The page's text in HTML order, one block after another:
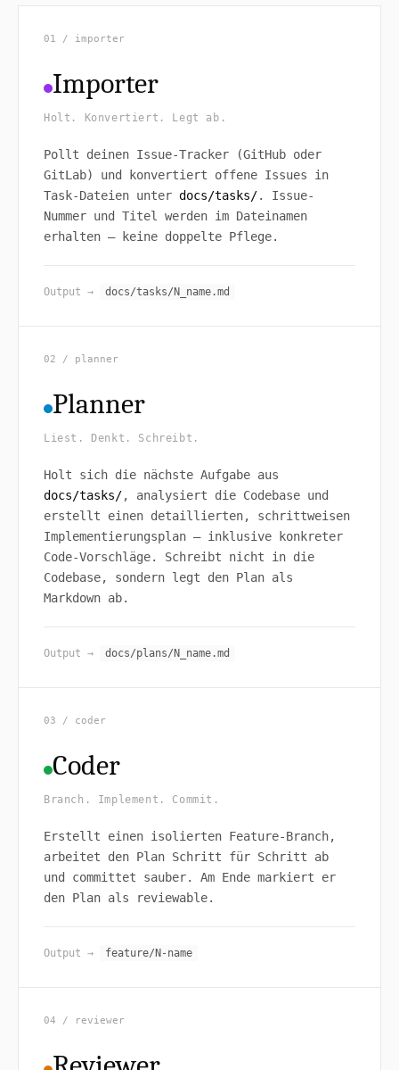
01 / importer
Importer
Holt. Konvertiert. Legt ab.
Pollt deinen Issue-Tracker (GitHub oder
GitLab) und konvertiert offene Issues in
Task-Dateien unter docs/tasks/. Issue-
Nummer und Titel werden im Dateinamen
erhalten — keine doppelte Pflege.
Output → docs/tasks/N_name.md
02 / planner
Planner
Liest. Denkt. Schreibt.
Holt sich die nächste Aufgabe aus
docs/tasks/, analysiert die Codebase und
erstellt einen detaillierten, schrittweisen
Implementierungsplan — inklusive konkreter
Code-Vorschläge. Schreibt nicht in die
Codebase, sondern legt den Plan als
Markdown ab.
Output → docs/plans/N_name.md
03 / coder
Coder
Branch. Implement. Commit.
Erstellt einen isolierten Feature-Branch,
arbeitet den Plan Schritt für Schritt ab
und committet sauber. Am Ende markiert er
den Plan als reviewable.
Output → feature/N-name
04 / reviewer